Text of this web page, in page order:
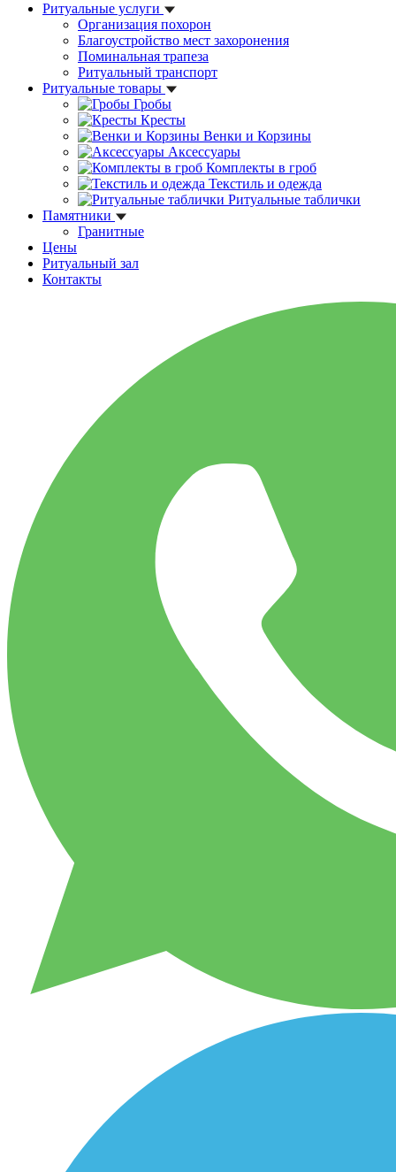
Ритуальные услуги
Организация похорон
Благоустройство мест захоронения
Поминальная трапеза
Ритуальный транспорт
Ритуальные товары
Гробы
Кресты
Венки и Корзины
Аксессуары
Комплекты в гроб
Текстиль и одежда
Ритуальные таблички
Памятники
Гранитные
Цены
Ритуальный зал
Контакты